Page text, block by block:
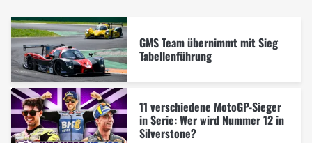
GMS Team übernimmt mit Sieg
Tabellenführung
11 verschiedene MotoGP-Sieger
in Serie: Wer wird Nummer 12 in
Silverstone?